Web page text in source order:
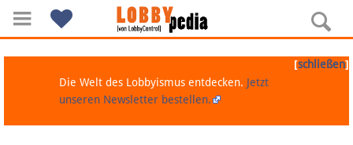
[schließen]
Die Welt des Lobbyismus entdecken. Jetzt
unseren Newsletter bestellen.